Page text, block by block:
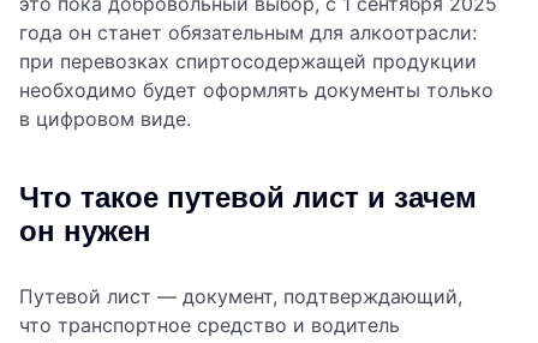
года он станет обязательным для алкоотрасли:
при перевозках спиртосодержащей продукции
необходимо будет оформлять документы только
в цифровом виде.
Что такое путевой лист и зачем
он нужен
Путевой лист — документ, подтверждающий,
что транспортное средство и водитель